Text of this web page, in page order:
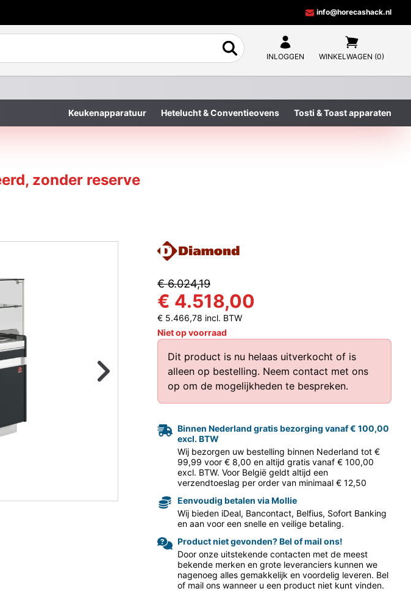
info@horecashack.nl
INLOGGEN WINKELWAGEN (0)
Keukenapparatuur Hetelucht & Conventieovens Tosti & Toast apparaten
zonder reserve
Naar volgende
€ 6.024,19
€ 4.518,00
€ 5.466,78 incl. BTW
Niet op voorraad
Dit product is nu helaas uitverkocht of is
alleen op bestelling. Neem contact met ons
op om de mogelijkheden te bespreken.
Binnen Nederland gratis bezorging vanaf € 100,00
excl. BTW
Wij bezorgen uw bestelling binnen Nederland tot €
99,99 voor € 8,00 en altijd gratis vanaf € 100,00
excl. BTW. Voor België geldt altijd een
verzendtoeslag per order van minimaal € 12,50
Eenvoudig betalen via Mollie
Wij bieden iDeal, Bancontact, Belfius, Sofort Banking
en aan voor een snelle en veilige betaling.
Product niet gevonden? Bel of mail ons!
Door onze uitstekende contacten met de meest
bekende merken en grote leveranciers kunnen we
nagenoeg alles gemakkelijk en voordelig leveren. Bel
of mail ons wanneer u een product niet kunt vinden.